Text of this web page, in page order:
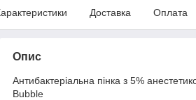
Доставка Оплата
Опис
Антибактеріальна пінка з 5%
Bubble